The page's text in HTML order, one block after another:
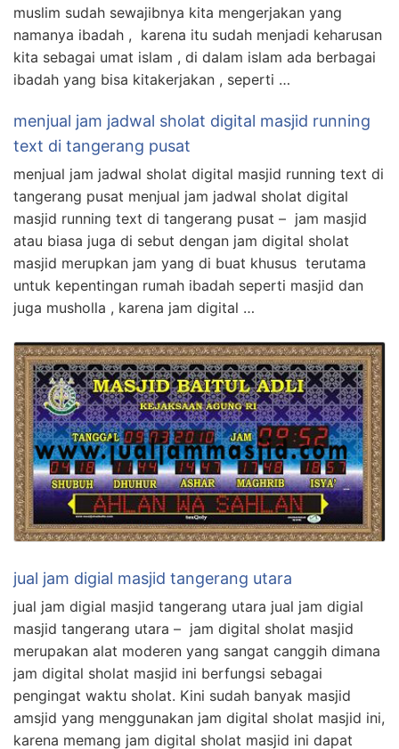
muslim sudah sewajibnya kita mengerjakan yang
namanya ibadah , karena itu sudah menjadi keharusan
kita sebagai umat islam , di dalam islam ada berbagai
ibadah yang bisa kitakerjakan , seperti …
menjual jam jadwal sholat digital masjid running
text di tangerang pusat
menjual jam jadwal sholat digital masjid running text di
tangerang pusat menjual jam jadwal sholat digital
masjid running text di tangerang pusat – jam masjid
atau biasa juga di sebut dengan jam digital sholat
masjid merupkan jam yang di buat khusus terutama
untuk kepentingan rumah ibadah seperti masjid dan
juga musholla , karena jam digital …
jual jam digial masjid tangerang utara
jual jam digial masjid tangerang utara jual jam digial
masjid tangerang utara – jam digital sholat masjid
merupakan alat moderen yang sangat canggih dimana
jam digital sholat masjid ini berfungsi sebagai
pengingat waktu sholat. Kini sudah banyak masjid
amsjid yang menggunakan jam digital sholat masjid ini,
karena memang jam digital sholat masjid ini dapat